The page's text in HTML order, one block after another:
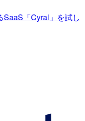
SaaS「Cyral」を試し